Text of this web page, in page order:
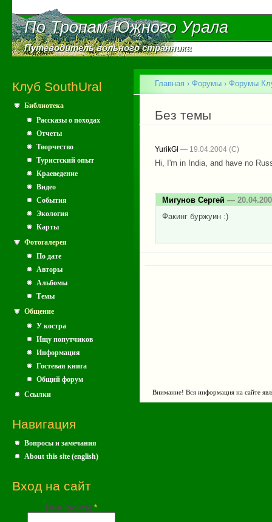
По Тропам Южного Урала
По Тропам Южного Урала
Путеводитель вольного странника
Путеводитель вольного странника
Клуб SouthUral
Библиотека
Рассказы о походах
Отчеты
Творчество
Туристский опыт
Краеведение
Видео
События
Экология
Карты
Фотогалерея
По дате
Авторы
Альбомы
Темы
Общение
У костра
Ищу попутчиков
Информация
Гостевая книга
Общий форум
Ссылки
Навигация
Вопросы и замечания
About this site (english)
Вход на сайт
Имя (почта) *
Вы здесь
Главная › Форумы › Форумы
Без темы
YurikGl — 19.04.2004
Hi, I'm in India, and have no
Мигунов Сергей —
Факинг буржуин :)
Внимание! Вся информация на сайте